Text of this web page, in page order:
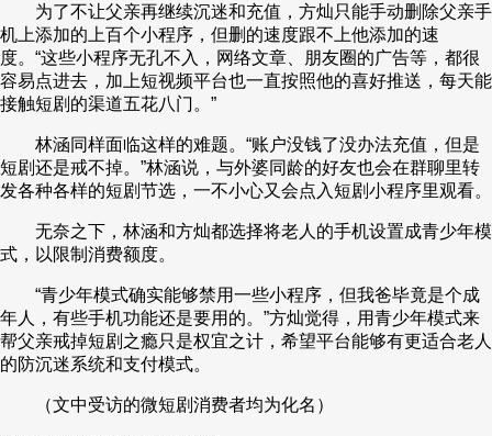
为了不让父亲再继续沉迷和充值，方灿只能手动删除父亲手
机上添加的上百个小程序，但删的速度跟不上他添加的速
度。“这些小程序无孔不入，网络文章、朋友圈的广告等，都很
容易点进去，加上短视频平台也一直按照他的喜好推送，每天能
接触短剧的渠道五花八门。”
林涵同样面临这样的难题。“账户没钱了没办法充值，但是
短剧还是戒不掉。”林涵说，与外婆同龄的好友也会在群聊里转
发各种各样的短剧节选，一不小心又会点入短剧小程序里观看。
无奈之下，林涵和方灿都选择将老人的手机设置成青少年模
式，以限制消费额度。
“青少年模式确实能够禁用一些小程序，但我爸毕竟是个成
年人，有些手机功能还是要用的。”方灿觉得，用青少年模式来
帮父亲戒掉短剧之瘾只是权宜之计，希望平台能够有更适合老人
的防沉迷系统和支付模式。
（文中受访的微短剧消费者均为化名）